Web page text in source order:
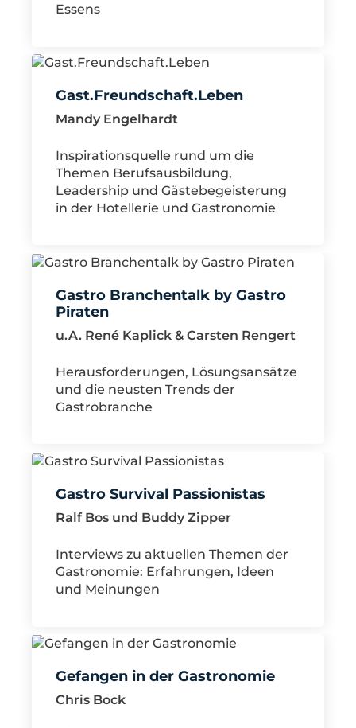
Essens
Gast.Freundschaft.Leben
Mandy Engelhardt
Inspirationsquelle rund um die
Themen Berufsausbildung,
Leadership und Gästebegeisterung
in der Hotellerie und Gastronomie
Gastro Branchentalk by Gastro
Piraten
u.A. René Kaplick & Carsten Rengert
Herausforderungen, Lösungsansätze
und die neusten Trends der
Gastrobranche
Gastro Survival Passionistas
Ralf Bos und Buddy Zipper
Interviews zu aktuellen Themen der
Gastronomie: Erfahrungen, Ideen
und Meinungen
Gefangen in der Gastronomie
Chris Bock